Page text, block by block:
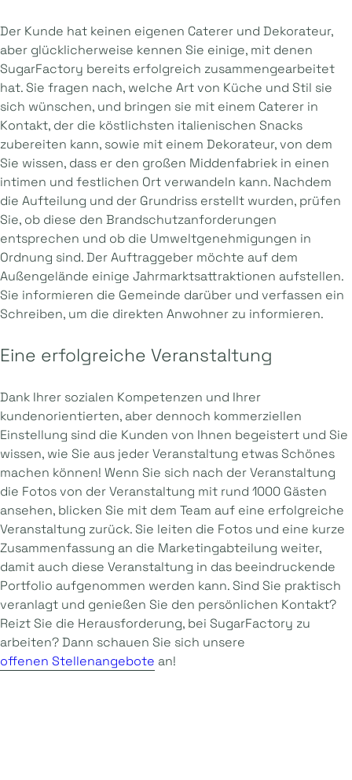
Der Kunde hat keinen eigenen Caterer und Dekorateur,
aber glücklicherweise kennen Sie einige, mit denen
SugarFactory bereits erfolgreich zusammengearbeitet
hat. Sie fragen nach, welche Art von Küche und Stil sie
sich wünschen, und bringen sie mit einem Caterer in
Kontakt, der die köstlichsten italienischen Snacks
zubereiten kann, sowie mit einem Dekorateur, von dem
Sie wissen, dass er den großen Middenfabriek in einen
intimen und festlichen Ort verwandeln kann. Nachdem
die Aufteilung und der Grundriss erstellt wurden, prüfen
Sie, ob diese den Brandschutzanforderungen
entsprechen und ob die Umweltgenehmigungen in
Ordnung sind. Der Auftraggeber möchte auf dem
Außengelände einige Jahrmarktsattraktionen aufstellen.
Sie informieren die Gemeinde darüber und verfassen ein
Schreiben, um die direkten Anwohner zu informieren.
Eine erfolgreiche Veranstaltung
Dank Ihrer sozialen Kompetenzen und Ihrer
kundenorientierten, aber dennoch kommerziellen
Einstellung sind die Kunden von Ihnen begeistert und Sie
wissen, wie Sie aus jeder Veranstaltung etwas Schönes
machen können! Wenn Sie sich nach der Veranstaltung
die Fotos von der Veranstaltung mit rund 1000 Gästen
ansehen, blicken Sie mit dem Team auf eine erfolgreiche
Veranstaltung zurück. Sie leiten die Fotos und eine kurze
Zusammenfassung an die Marketingabteilung weiter,
damit auch diese Veranstaltung in das beeindruckende
Portfolio aufgenommen werden kann. Sind Sie praktisch
veranlagt und genießen Sie den persönlichen Kontakt?
Reizt Sie die Herausforderung, bei SugarFactory zu
arbeiten? Dann schauen Sie sich unsere
offenen Stellenangebote an!